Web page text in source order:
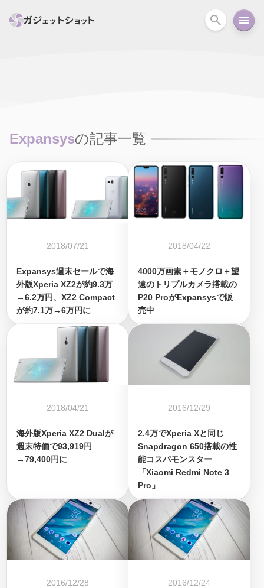
ガイド ニュース オーディオ 周辺機器
Expansysの記事一覧
2018/07/21
Expansys週末セールで海
外版Xperia XZ2が約9.3万
→6.2万円、XZ2 Compact
が約7.1万→6万円に
2018/04/22
4000万画素＋モノクロ＋望
遠のトリプルカメラ搭載の
P20 ProがExpansysで販
売中
2018/04/21
海外版Xperia XZ2 Dualが
週末特価で93,919円
→79,400円に
2016/12/29
2.4万でXperia Xと同じ
Snapdragon 650搭載の性
能コスパモンスター
「Xiaomi Redmi Note 3
Pro」
2016/12/28 2016/12/24